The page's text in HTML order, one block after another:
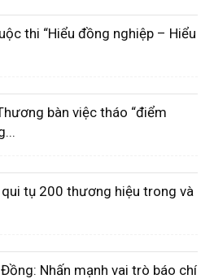
thi “Hiểu đồng nghiệp – Hiểu
bàn việc tháo “điểm
tụ 200 thương hiệu trong và
Nhấn mạnh vai trò báo chí